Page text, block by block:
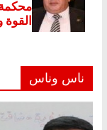
ناس وناس